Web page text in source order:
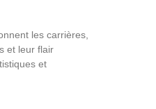
les carrières,
et leur flair
et